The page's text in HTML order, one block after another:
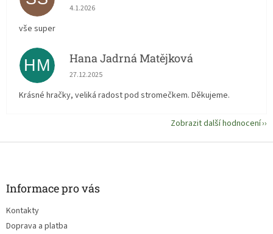
Hodnocení obchodu je 5 z 5 hvězdiček.
4.1.2026
vše super
HM Hana Jadrná Matějková
Hodnocení obchodu je 5 z 5 hvězdiček.
27.12.2025
Krásné hračky, veliká radost pod stromečkem. Děkujeme.
Zobrazit další hodnocení
Informace pro vás
Kontakty
Doprava a platba